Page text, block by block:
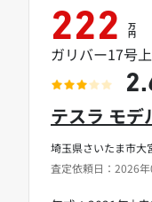
埼玉県さいたま市大
査定依頼日：2026
テスラ モデ
222 万
円
ガリバー17号